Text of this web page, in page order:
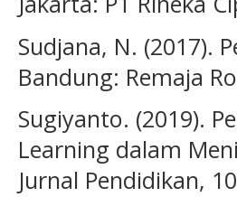
Sudjana, N. (2017).
Bandung: Remaja
Sugiyanto. (2019).
Learning dalam
Jurnal Pendidikan,